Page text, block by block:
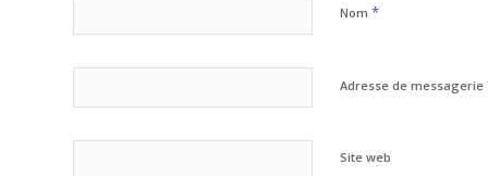
Nom *
Adresse de messagerie
Site web